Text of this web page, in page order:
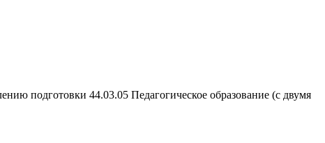
подготовки 44.03.05 Педагогическое образование (с двумя